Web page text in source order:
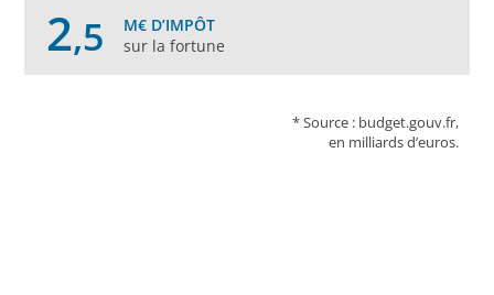
2,5
M€ D’IMPÔT
sur la fortune
* Source : budget.gouv.fr,
en milliards d’euros.